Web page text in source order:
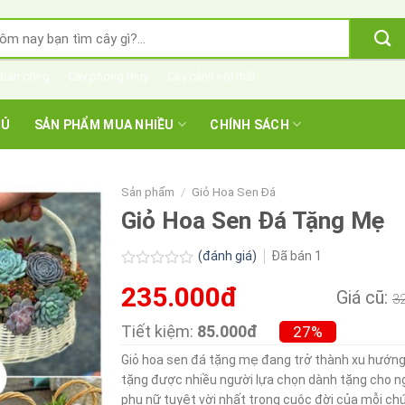
SẢN PHẨM MUA NHIỀU CHÍNH SÁCH
Sản phẩm / Giỏ Hoa Sen Đá
Giỏ Hoa Sen Đá Tặng Mẹ
xếp
hạng
5
sao
(đánh giá) Đã bán 1
235.000đ Giá cũ:
Tiết kiệm: 85.000đ 27%
Giỏ hoa sen đá tặng mẹ đang trở thành xu
tặng được nhiều người lựa chọn dành tặng cho
phụ nữ tuyệt vời nhất trong cuộc đời của mỗi